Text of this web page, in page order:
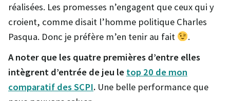
réalisées. Les promesses n’engagent que ceux qui y
croient, comme disait l’homme politique Charles
Pasqua. Donc je préfère m’en tenir au fait
.
A noter que les quatre premières d’entre elles
intègrent d’entrée de jeu le top 20 de mon
comparatif des SCPI. Une belle performance que